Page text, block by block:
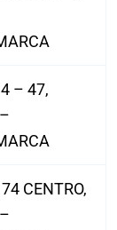
– 47,
CENTRO,